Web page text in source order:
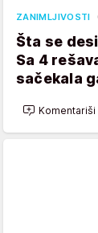
ZANIMLJIVOSTI
Šta se
Sa 4
sačekala
Komentariši